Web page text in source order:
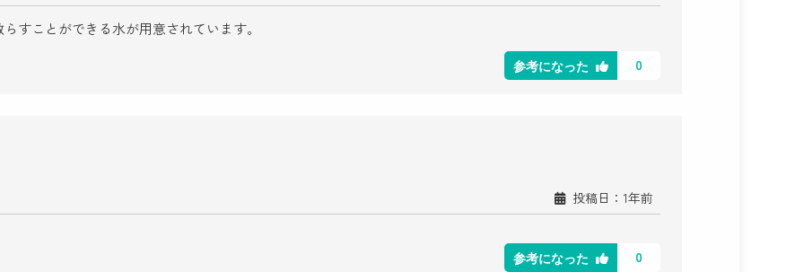
すことができる水が用意されています。
参考になった 0
投稿日：1年前
参考になった 0